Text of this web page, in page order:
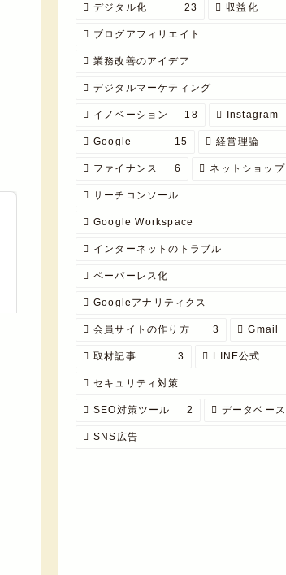
デジタル化 23 収益化
ブログアフィリエイト
業務改善のアイデア
デジタルマーケティング
イノベーション 18 Instagram
Google 15 経営理論
ファイナンス 6 ネットショップ
サーチコンソール
Google Workspace
インターネットのトラブル
ペーパーレス化
Googleアナリティクス
会員サイトの作り方 3 Gmail
取材記事 3 LINE公式
セキュリティ対策
SEO対策ツール 2 データベース
SNS広告